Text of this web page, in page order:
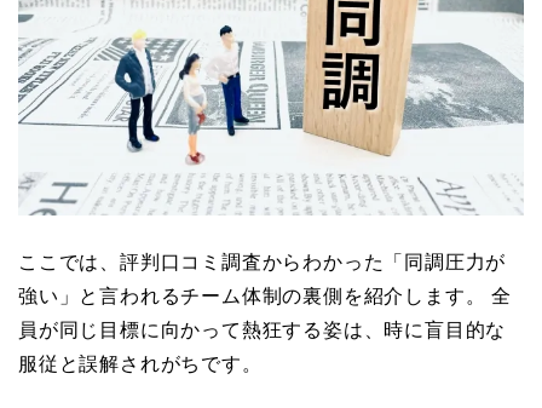
ここでは、評判口コミ調査からわかった「同調圧力が
強い」と言われるチーム体制の裏側を紹介します。 全
員が同じ目標に向かって熱狂する姿は、時に盲目的な
服従と誤解されがちです。